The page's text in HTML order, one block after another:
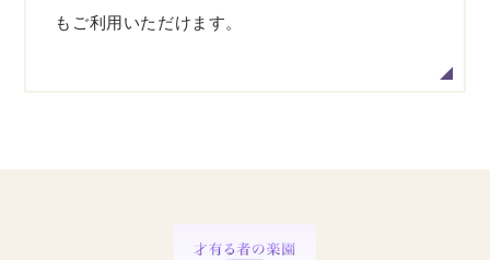
もご利用いただけます。